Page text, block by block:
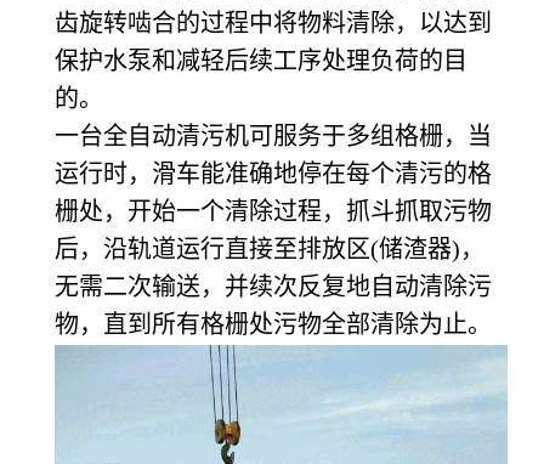
齿旋转啮合的过程中将物料清除，以达到
保护水泵和减轻后续工序处理负荷的目
的。
一台全自动清污机可服务于多组格栅，当
运行时，滑车能准确地停在每个清污的格
栅处，开始一个清除过程，抓斗抓取污物
后，沿轨道运行直接至排放区(储渣器)，
无需二次输送，并续次反复地自动清除污
物，直到所有格栅处污物全部清除为止。